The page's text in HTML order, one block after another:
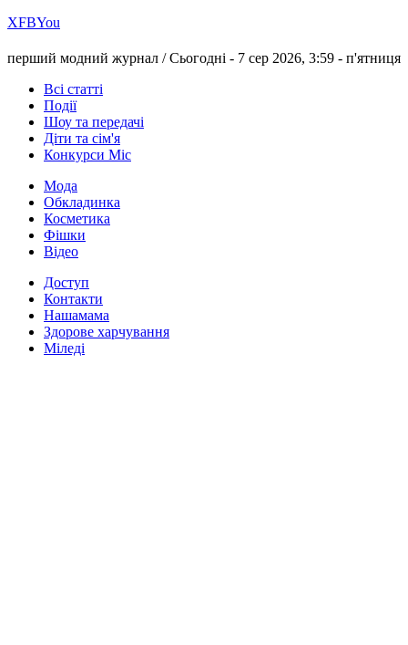
ХFBYou
перший модний журнал /Сьогодні - 7 сер 2026, 3:59 - п'ятниця
Всі статті
Події
Шоу та передачі
Діти та сім'я
Конкурси Міс
Мода
Обкладинка
Косметика
Фішки
Відео
Доступ
Контакти
Нашамама
Здорове харчування
Міледі